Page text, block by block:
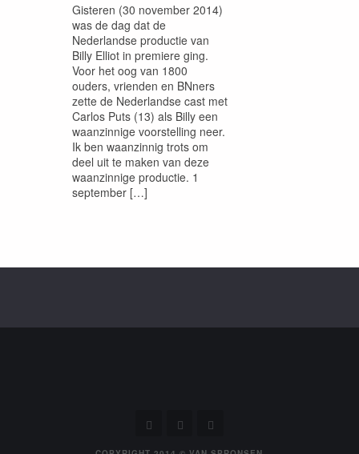
Gisteren (30 november 2014)
was de dag dat de
Nederlandse productie van
Billy Elliot in premiere ging.
Voor het oog van 1800
ouders, vrienden en BNners
zette de Nederlandse cast met
Carlos Puts (13) als Billy een
waanzinnige voorstelling neer.
Ik ben waanzinnig trots om
deel uit te maken van deze
waanzinnige productie. 1
september […]